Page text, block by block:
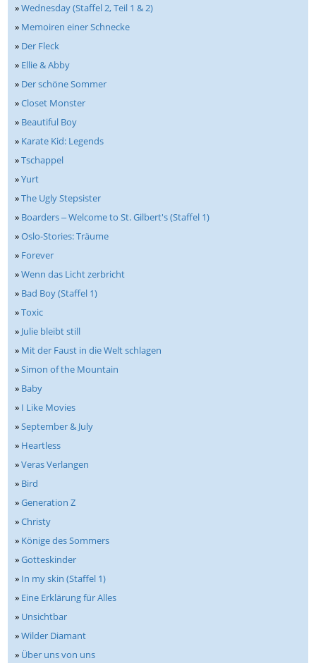
»Wednesday (Staffel 2, Teil 1 & 2)
» Memoiren einer Schnecke
» Der Fleck
» Ellie & Abby
» Der schöne Sommer
»Closet Monster
» Beautiful Boy
» Karate Kid: Legends
»Tschappel
»Yurt
»The Ugly Stepsister
» Boarders ‒ Welcome to St. Gilbert's (Staffel 1)
»Oslo-Stories: Träume
» Forever
»Wenn das Licht zerbricht
» Bad Boy (Staffel 1)
»Toxic
» Julie bleibt still
» Mit der Faust in die Welt schlagen
»Simon of the Mountain
» Baby
» I Like Movies
»September & July
» Heartless
»Veras Verlangen
» Bird
»Generation Z
»Christy
» Könige des Sommers
»Gotteskinder
» In my skin (Staffel 1)
» Eine Erklärung für Alles
» Unsichtbar
»Wilder Diamant
» Über uns von uns